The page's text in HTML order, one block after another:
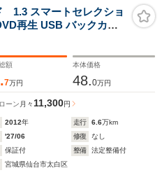
1.3 スマートセレクショ
再生 USB バックカメ
ハーフレザーシート ワイ
ラー スマートキー HID
15インチアルミホイール
額
7万円
本体価格
48.0万円
ーン 月々11,300円
2012年 走行 6.6万km
'27/06 修復
なし
保証付 整備
法定整備付
宮城県仙台市太白区